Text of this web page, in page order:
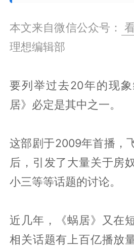
本文来自微信公众号：
理想编辑部
要列举过去20年的现
居》必定是其中之一。
这部剧于2009年首播，
后，引发了大量关于房
小三等等话题的讨论。
近几年，《蜗居》又在
相关话题有上百亿播放